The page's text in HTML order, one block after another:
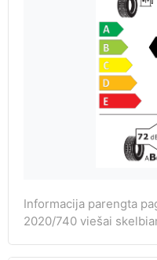
Informacija parengta
2020/740 viešai